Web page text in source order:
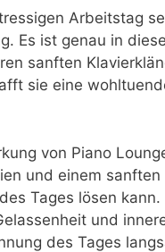
Arbeitstag
Es ist genau in
sanften
sie eine
von Piano
und einem
Tages lösen
und
des Tages